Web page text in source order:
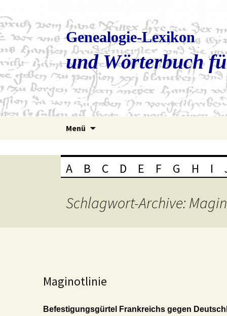
Genealogie-Lexikon
und Wörterbuch
Menü
A B C D E F G H I
Schlagwort-Archive:
Maginotlinie
Befestigungsgürtel Frankreichs gegen